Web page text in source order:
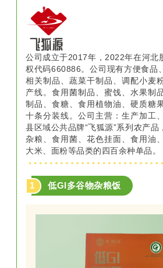
公司成立于2017年，2022年在河北
权代码660886。公司现有方便食品
相关制品、蔬菜干制品、调配小麦
产线。食用菌制品、蜜饯、水果制
制品、食糖、食用植物油、硬质糖
十条分装线。公司主营：生产加工
县区域公共品牌“飞狐源”系列农产品
杂粮、食用菌、花色挂面、食用油
大米、面粉等品类的四百余种单品。
1 低GI多谷物杂粮饭